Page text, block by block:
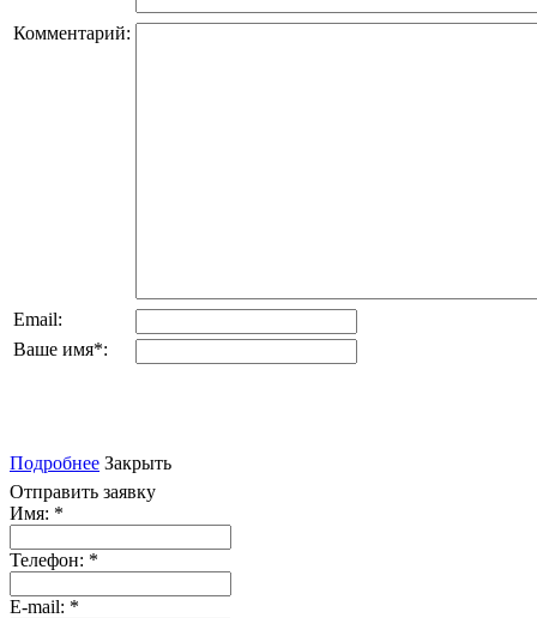
Комментарий:
Email:
Ваше имя*:
Подробнее Закрыть
Отправить заявку
Имя: *
Телефон: *
E-mail: *